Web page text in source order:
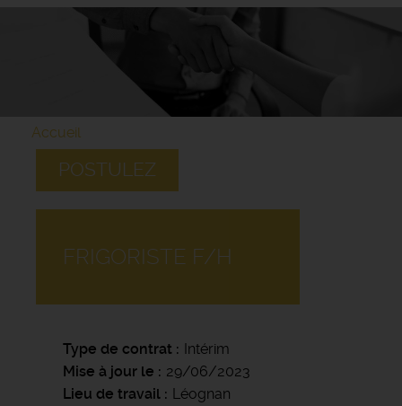
Accueil
POSTULEZ
FRIGORISTE F/H
Type de contrat
Intérim
Mise à jour le
29/06/2023
Lieu de travail
Léognan